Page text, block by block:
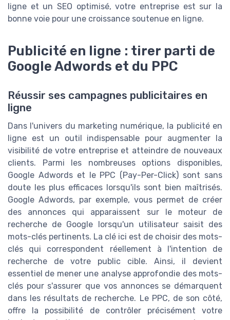
ligne et un SEO optimisé, votre entreprise est sur la
bonne voie pour une croissance soutenue en ligne.
Publicité en ligne : tirer parti de
Google Adwords et du PPC
Réussir ses campagnes publicitaires en
ligne
Dans l'univers du marketing numérique, la publicité en
ligne est un outil indispensable pour augmenter la
visibilité de votre entreprise et atteindre de nouveaux
clients. Parmi les nombreuses options disponibles,
Google Adwords et le PPC (Pay-Per-Click) sont sans
doute les plus efficaces lorsqu'ils sont bien maîtrisés.
Google Adwords, par exemple, vous permet de créer
des annonces qui apparaissent sur le moteur de
recherche de Google lorsqu'un utilisateur saisit des
mots-clés pertinents. La clé ici est de choisir des mots-
clés qui correspondent réellement à l'intention de
recherche de votre public cible. Ainsi, il devient
essentiel de mener une analyse approfondie des mots-
clés pour s'assurer que vos annonces se démarquent
dans les résultats de recherche. Le PPC, de son côté,
offre la possibilité de contrôler précisément votre